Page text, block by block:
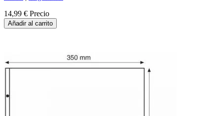
14,99 € Precio
Añadir al carrito